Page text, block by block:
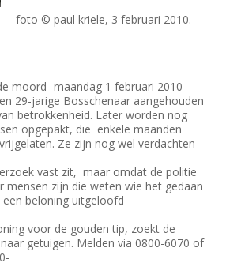
foto © paul kriele, 3 februari 2010.
moord- maandag 1 februari 2010 -
29-jarige Bosschenaar aangehouden
betrokkenheid. Later worden nog
opgepakt, die enkele maanden
Ze zijn nog wel verdachten
vast zit, maar omdat de politie
mensen zijn die weten wie het gedaan
beloning uitgeloofd
voor de gouden tip, zoekt de
getuigen. Melden via 0800-6070 of